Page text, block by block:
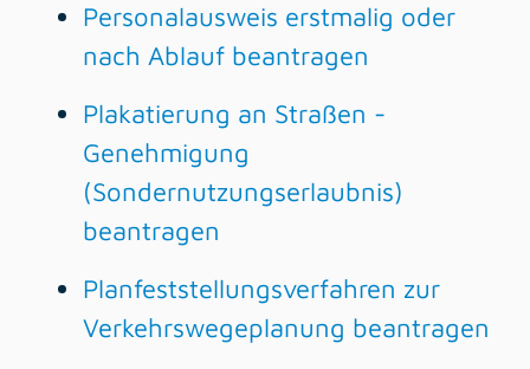
Personalausweis erstmalig oder
nach Ablauf beantragen
Plakatierung an Straßen -
Genehmigung
(Sondernutzungserlaubnis)
beantragen
Planfeststellungsverfahren zur
Verkehrswegeplanung beantragen